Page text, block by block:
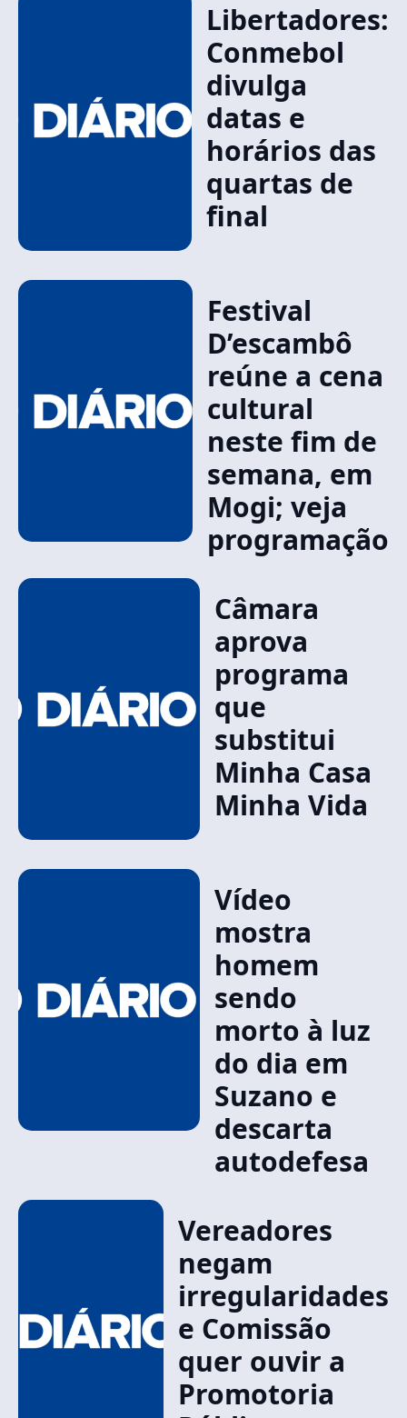
Libertadores:
Conmebol
divulga
datas e
horários das
quartas de
final
Festival
D’escambô
reúne a cena
cultural
neste fim de
semana, em
Mogi; veja
programação
Câmara
aprova
programa
que
substitui
Minha Casa
Minha Vida
Vídeo
mostra
homem
sendo
morto à luz
do dia em
Suzano e
descarta
autodefesa
Vereadores
negam
irregularidades
e Comissão
quer ouvir a
Promotoria